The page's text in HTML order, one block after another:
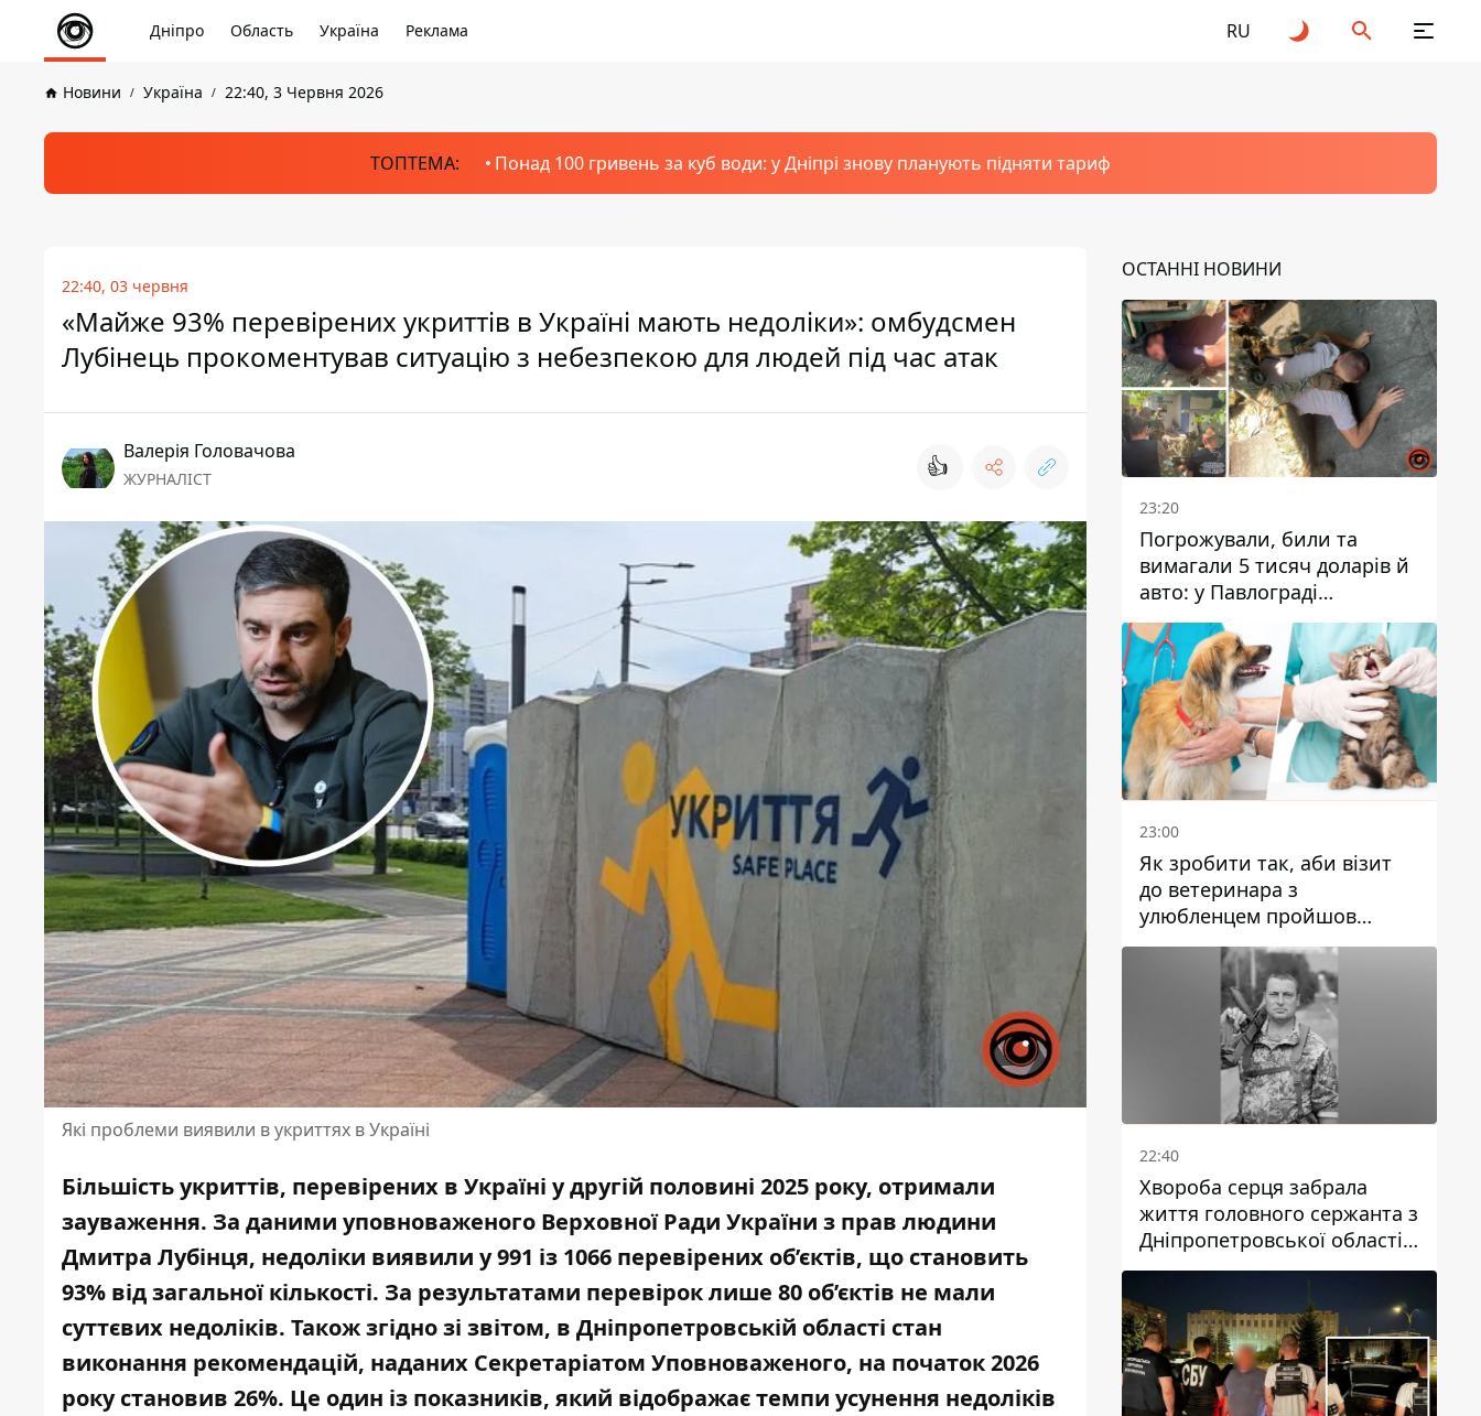
Дніпро Область Україна Реклама RU
Новини Україна 22:40, 3 Червня 2026
ТОПТЕМА: Понад 100 гривень за куб води: у Дніпрі знову планують підняти тариф
22:40, 03 червня
«Майже 93% перевірених укриттів в Україні мають недоліки»: омбудсмен
Лубінець прокоментував ситуацію з небезпекою для людей під час атак
Валерія Головачова
ЖУРНАЛІСТ 👍
Які проблеми виявили в укриттях в Україні
Більшість укриттів, перевірених в Україні у другій половині 2025 року, отримали
зауваження. За даними уповноваженого Верховної Ради України з прав людини
Дмитра Лубінця, недоліки виявили у 991 із 1066 перевірених об’єктів, що становить
93% від загальної кількості. За результатами перевірок лише 80 об’єктів не мали
суттєвих недоліків. Такожзгідно зі звітом, в Дніпропетровській області стан
виконання рекомендацій, наданих Секретаріатом Уповноваженого, на початок 2026
року становив 26%. Це один із показників, який відображає темпи усунення недоліків
ОСТАННІ НОВИНИ
23:20
Погрожували, били та
вимагали 5 тисяч доларів й
авто: у Павлограді
затримали двох чоловіків
23:00
Як зробити так, аби візит
до ветеринара з
улюбленцем пройшов
спокійно: прості поради
22:40
Хвороба серця забрала
життя головного сержанта з
Дніпропетровської області
Юрія Свистуна